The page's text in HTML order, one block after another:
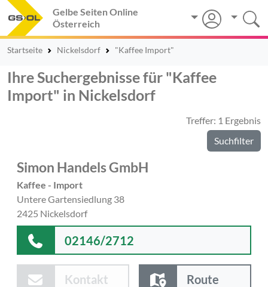
Gelbe Seiten Online
Österreich
Startseite Nickelsdorf "Kaffee Import"
Ihre Suchergebnisse für "Kaffee
Import" in Nickelsdorf
Treffer: 1 Ergebnis
Suchfilter
Simon Handels GmbH
Kaffee - Import
Untere Gartensiedlung 38
2425 Nickelsdorf
02146/2712
Kontakt Route